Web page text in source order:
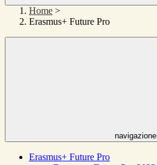
Home >
Erasmus+ Future Pro
navigazione
Erasmus+ Future Pro